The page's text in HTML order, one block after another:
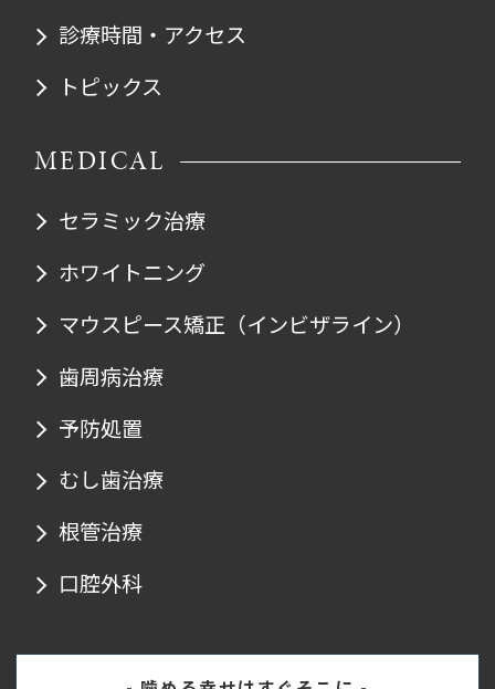
診療時間・アクセス
トピックス
MEDICAL
セラミック治療
ホワイトニング
マウスピース矯正 （インビザライン）
歯周病治療
予防処置
むし歯治療
根管治療
口腔外科